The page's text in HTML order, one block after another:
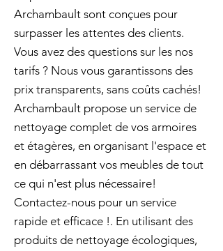
Archambault sont conçues pour
surpasser les attentes des clients.
Vous avez des questions sur les nos
tarifs ? Nous vous garantissons des
prix transparents, sans coûts cachés!
Archambault propose un service de
nettoyage complet de vos armoires
et étagères, en organisant l'espace et
en débarrassant vos meubles de tout
ce qui n'est plus nécessaire!
Contactez-nous pour un service
rapide et efficace !. En utilisant des
produits de nettoyage écologiques,